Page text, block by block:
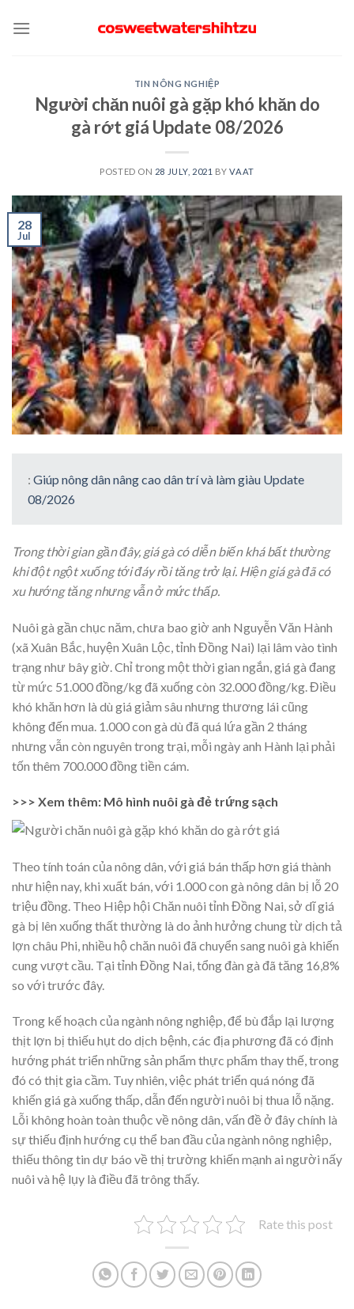
TIN NÔNG NGHIỆP
Người chăn nuôi gà gặp khó khăn do
gà rớt giá Update 08/2026
POSTED ON 28 JULY, 2021 BYVAAT
28
Jul
: Giúp nông dân nâng cao dân trí và làm giàu Update
08/2026
Trong thời gian gần đây, giá gà có diễn biến khá bất thường
khi đột ngột xuống tới đáy rồi tăng trở lại. Hiện giá gà đã có
xu hướng tăng nhưng vẫn ở mức thấp.
Nuôi gà gần chục năm, chưa bao giờ anh Nguyễn Văn Hành
(xã Xuân Bắc, huyện Xuân Lộc, tỉnh Đồng Nai) lại lâm vào tình
trạng như bây giờ. Chỉ trong một thời gian ngắn, giá gà đang
từ mức 51.000 đồng/kg đã xuống còn 32.000 đồng/kg. Điều
khó khăn hơn là dù giá giảm sâu nhưng thương lái cũng
không đến mua. 1.000 con gà dù đã quá lứa gần 2 tháng
nhưng vẫn còn nguyên trong trại, mỗi ngày anh Hành lại phải
tốn thêm 700.000 đồng tiền cám.
>>> Xem thêm: Mô hình nuôi gà đẻ trứng sạch
Theo tính toán của nông dân, với giá bán thấp hơn giá thành
như hiện nay, khi xuất bán, với 1.000 con gà nông dân bị lỗ 20
triệu đồng. Theo Hiệp hội Chăn nuôi tỉnh Đồng Nai, sở dĩ giá
gà bị lên xuống thất thường là do ảnh hưởng chung từ dịch tả
lợn châu Phi, nhiều hộ chăn nuôi đã chuyển sang nuôi gà khiến
cung vượt cầu. Tại tỉnh Đồng Nai, tổng đàn gà đã tăng 16,8%
so với trước đây.
Trong kế hoạch của ngành nông nghiệp, để bù đắp lại lượng
thịt lợn bị thiếu hụt do dịch bệnh, các địa phương đã có định
hướng phát triển những sản phẩm thực phẩm thay thế, trong
đó có thịt gia cầm. Tuy nhiên, việc phát triển quá nóng đã
khiến giá gà xuống thấp, dẫn đến người nuôi bị thua lỗ nặng.
Lỗi không hoàn toàn thuộc về nông dân, vấn đề ở đây chính là
sự thiếu định hướng cụ thể ban đầu của ngành nông nghiệp,
thiếu thông tin dự báo về thị trường khiến mạnh ai người nấy
nuôi và hệ lụy là điều đã trông thấy.
Rate this post